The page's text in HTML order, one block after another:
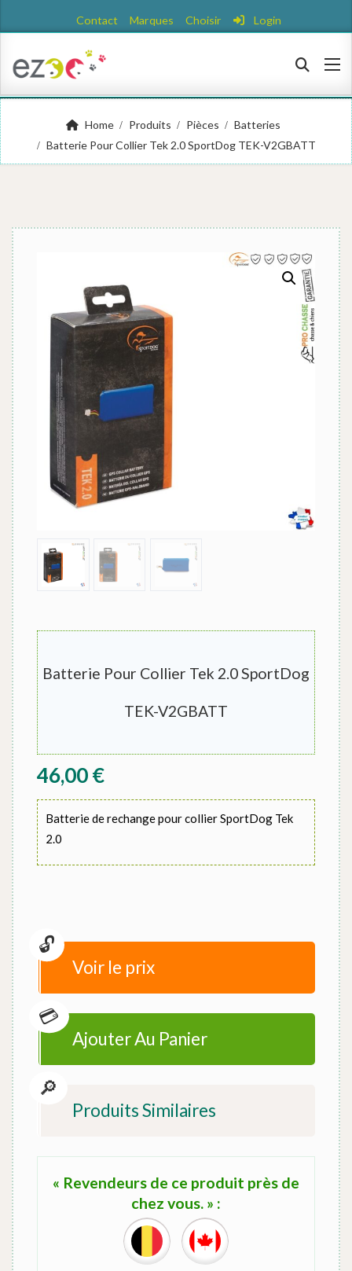
Contact Marques Choisir Login
Home Produits Pièces
Batteries
Batterie Pour Collier Tek 2.0 SportDog TEK-V2GBATT
Batterie Pour Collier Tek 2.0 SportDog
TEK-V2GBATT
46,00€
Batterie de rechange pour collier SportDog Tek
2.0
Voir le prix
Ajouter Au Panier
Produits Similaires
« Revendeurs de ce produit près de
chez vous. » :